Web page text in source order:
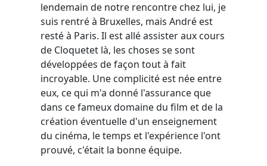
lendemain de notre rencontre chez lui, je
suis rentré à Bruxelles, mais André est
resté à Paris. Il est allé assister aux cours
de Cloquetet là, les choses se sont
développées de façon tout à fait
incroyable. Une complicité est née entre
eux, ce qui m'a donné l'assurance que
dans ce fameux domaine du film et de la
création éventuelle d'un enseignement
du cinéma, le temps et l'expérience l'ont
prouvé, c'était la bonne équipe.